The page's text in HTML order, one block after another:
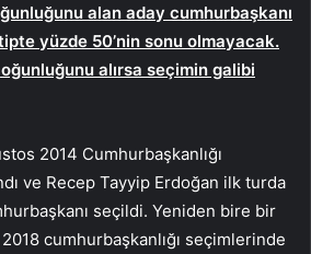
alan aday cumhurbaşkanı
yüzde 50’nin sonu olmayacak.
alırsa seçimin galibi
2014 Cumhurbaşkanlığı
ve Recep Tayyip Erdoğan ilk turda
seçildi. Yeniden bire bir
cumhurbaşkanlığı seçimlerinde